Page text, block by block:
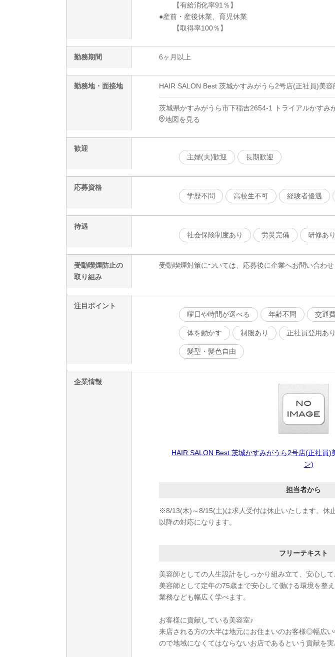
【有給消化率91％】
●産前・産後休業、育児休業
【取得率100％】
勤務期間 6ヶ月以上
勤務地・面接地 HAIR SALON Best 茨城かすみがうら2号店(正社員)美
茨城県かすみがうら市下稲吉2654-1 トライアルかすみ
地図を見る
歓迎
主婦(夫)歓迎
長期歓迎
応募資格
学歴不問
高校生不可 経験者優遇
待遇
社会保険制度あり
労災完備 研修あり
受動喫煙防止の
取り組み
受動喫煙対策については、応募後に企業へお問い合わ
注目ポイント
曜日や時間が選べる
年齢不問 交通
体を動かす 制服あり 正社員登用あり
髪型・髪色自由
企業情報
HAIR SALON Best 茨城かすみがうら2号店(正社員
ン)
担当者から
※8/13(木)～8/15(土)は求人受付は休止いたします。休
以降の対応になります。
フリーテキスト
美容師としての人生設計をしっかり組み立て、安心し
美容師として定年の75歳まで安心して働ける環境を整
業務なども幅広く学べます。
お客様に貢献している美容室♪
来店される方の大半は地元にお住まいのお客様◎幅広
ので地域になくてはならないお店であるという貢献を実